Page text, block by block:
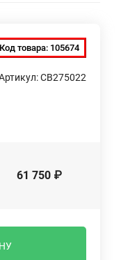
Код товара: 105674
СВ275022
61 750 ₽